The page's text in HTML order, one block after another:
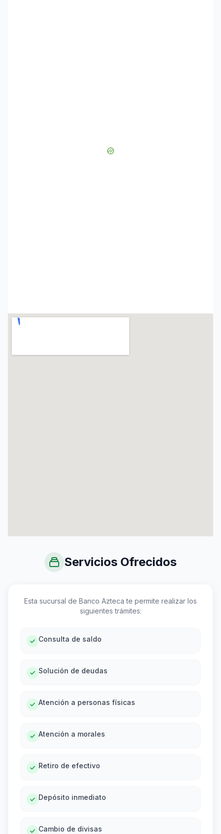
Servicios Ofrecidos
Esta sucursal de Banco Azteca te permite realizar los
siguientes trámites:
Consulta de saldo
Solución de deudas
Atención a personas físicas
Atención a morales
Retiro de efectivo
Depósito inmediato
Cambio de divisas